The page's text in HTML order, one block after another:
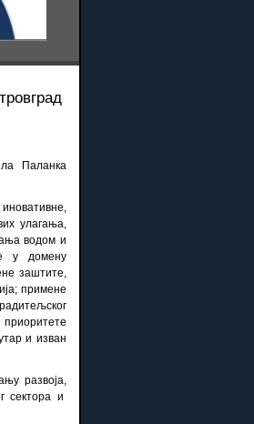
Паланка
улагања,
водом и
у домену
заштите,
примене
и изван
развоја,
сектора и